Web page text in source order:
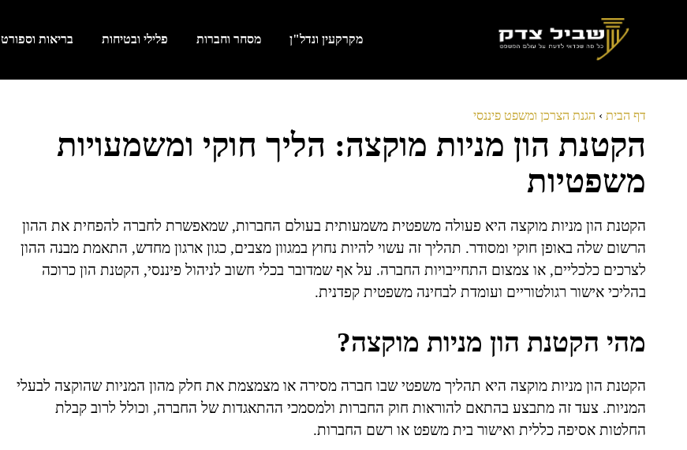
מקרקעין ונדל"ן מסחר וחברות פלילי ובטיחות בריאות וספורט
דף הבית › הגנת הצרכן ומשפט פיננסי
הקטנת הון מניות מוקצה: הליך חוקי ומשמעויות
משפטיות
הקטנת הון מניות מוקצה היא פעולה משפטית משמעותית בעולם החברות, שמאפשרת לחברה להפחית את ההון
הרשום שלה באופן חוקי ומסודר. תהליך זה עשוי להיות נחוץ במגוון מצבים, כגון ארגון מחדש, התאמת מבנה ההון
לצרכים כלכליים, או צמצום התחייבויות החברה. על אף שמדובר בכלי חשוב לניהול פיננסי, הקטנת הון כרוכה
בהליכי אישור רגולטוריים ועומדת לבחינה משפטית קפדנית.
מהי הקטנת הון מניות מוקצה?
הקטנת הון מניות מוקצה היא תהליך משפטי שבו חברה מסירה או מצמצמת את חלק מהון המניות שהוקצה לבעלי
המניות. צעד זה מתבצע בהתאם להוראות חוק החברות ולמסמכי ההתאגדות של החברה, וכולל לרוב קבלת
החלטות אסיפה כללית ואישור בית משפט או רשם החברות.